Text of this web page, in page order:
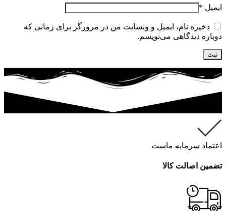
ایمیل *
ذخیره نام، ایمیل و وبسایت من در مرورگر برای زمانی که
دوباره دیدگاهی می‌نویسم.
اعتماد سرمایه ماست
تضمین اصالت کالا